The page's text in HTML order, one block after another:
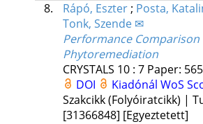
8.
Rápó, Eszter; Posta,
Tonk, Szende ✉
Performance Comparison
Phytoremediation
CRYSTALS 10: 7 Paper:
DOI
Kiadónál WoS
Szakcikk (Folyóiratcikk) |
[31366848] [Egyeztetett]